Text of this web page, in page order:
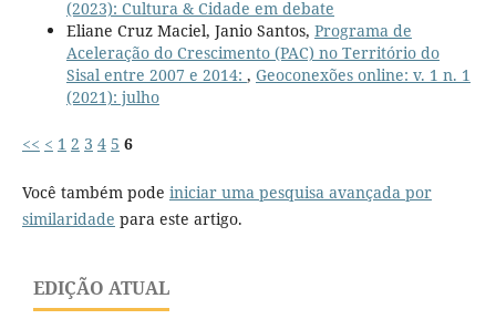
(2023): Cultura & Cidade em debate
Eliane Cruz Maciel, Janio Santos, Programa de
Aceleração do Crescimento (PAC) no Território do
Sisal entre 2007 e 2014: , Geoconexões online: v. 1 n. 1
(2021): julho
<< < 1 2 3 4 5 6
Você também pode iniciar uma pesquisa avançada por
similaridade para este artigo.
EDIÇÃO ATUAL